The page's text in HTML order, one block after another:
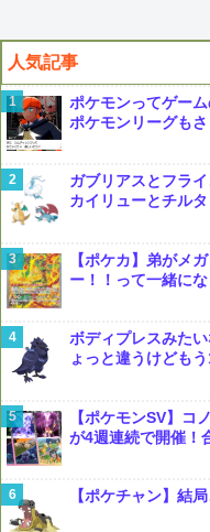
人気記事
ポケモンってゲー
ポケモンリーグも
ガブリアスとフラ
カイリューとチル
【ポケカ】弟がメ
ー！！って一緒に
ボディプレスみた
ょっと違うけども
【ポケモンSV】コ
が4週連続で開催！
【ポケチャン】結